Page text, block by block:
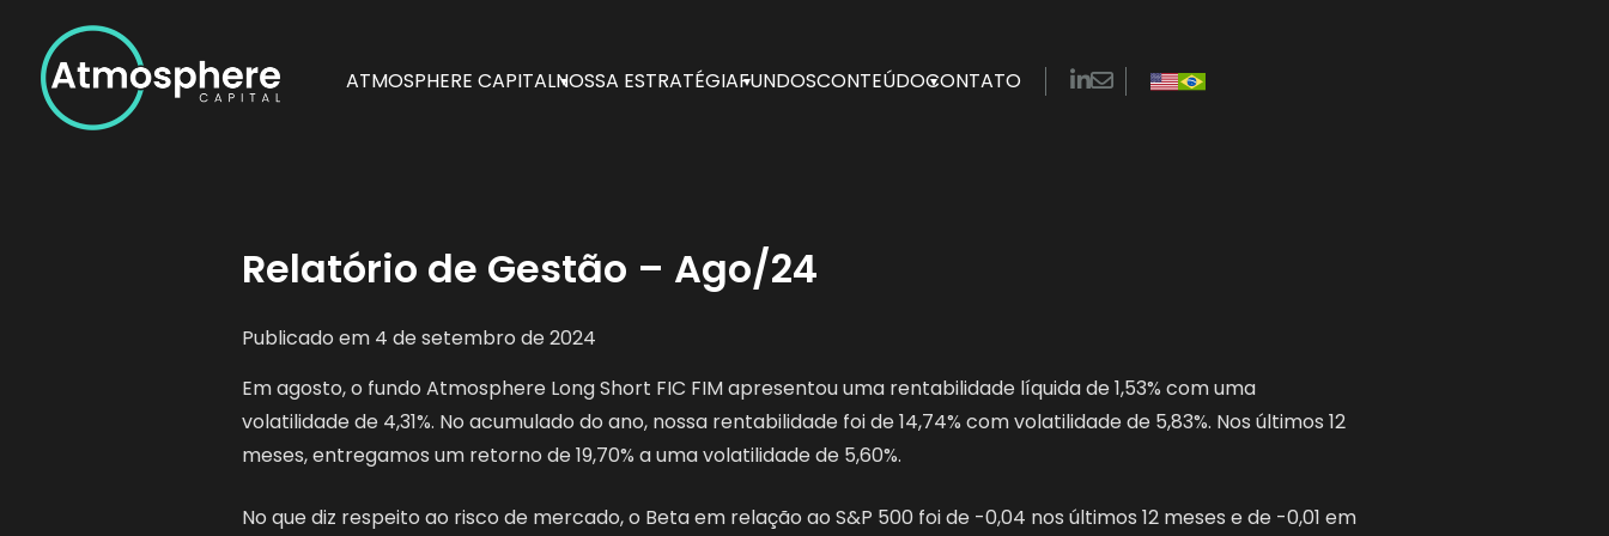
content
ATMOSPHERE CAPITALNOSSA ESTRATÉGIAFUNDOSCONTEÚDOCONTATO LinkedIn
Contato
Relatório de Gestão – Ago/24
Publicado em 4 de setembro de 2024
Em agosto, o fundo Atmosphere Long Short FIC FIM apresentou uma rentabilidade líquida de 1,53% com uma
volatilidade de 4,31%. No acumulado do ano, nossa rentabilidade foi de 14,74% com volatilidade de 5,83%. Nos últimos 12
meses, entregamos um retorno de 19,70% a uma volatilidade de 5,60%.
No que diz respeito ao risco de mercado, o Beta em relação ao S&P 500 foi de -0,04 nos últimos 12 meses e de -0,01 em